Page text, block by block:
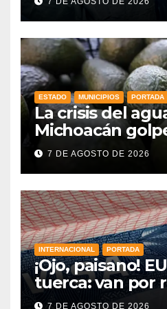
ESTADO MUNICIPIOS PORTADA
La crisis del
Michoacán
productores de
7 DE AGOSTO DE 2026
INTERNACIONAL PORTADA
¡Ojo, paisano!
tuerca: van por
redes sociales
7 DE AGOSTO DE 2026